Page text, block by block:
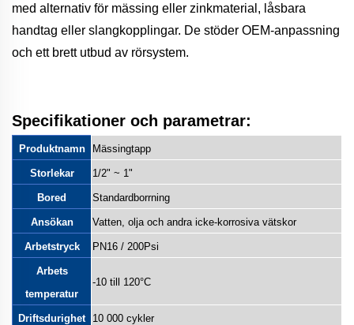
med alternativ för mässing eller zinkmaterial, låsbara
handtag eller slangkopplingar. De stöder OEM-anpassning
och ett brett utbud av rörsystem.
Specifikationer och parametrar:
Produktnamn Mässingtapp
Storlekar 1/2" ~ 1"
Bored Standardborrning
Ansökan Vatten, olja och andra icke-korrosiva vätskor
Arbetstryck PN16 / 200Psi
Arbets
temperatur
-10 till 120°C
Driftsdurighet 10 000 cykler